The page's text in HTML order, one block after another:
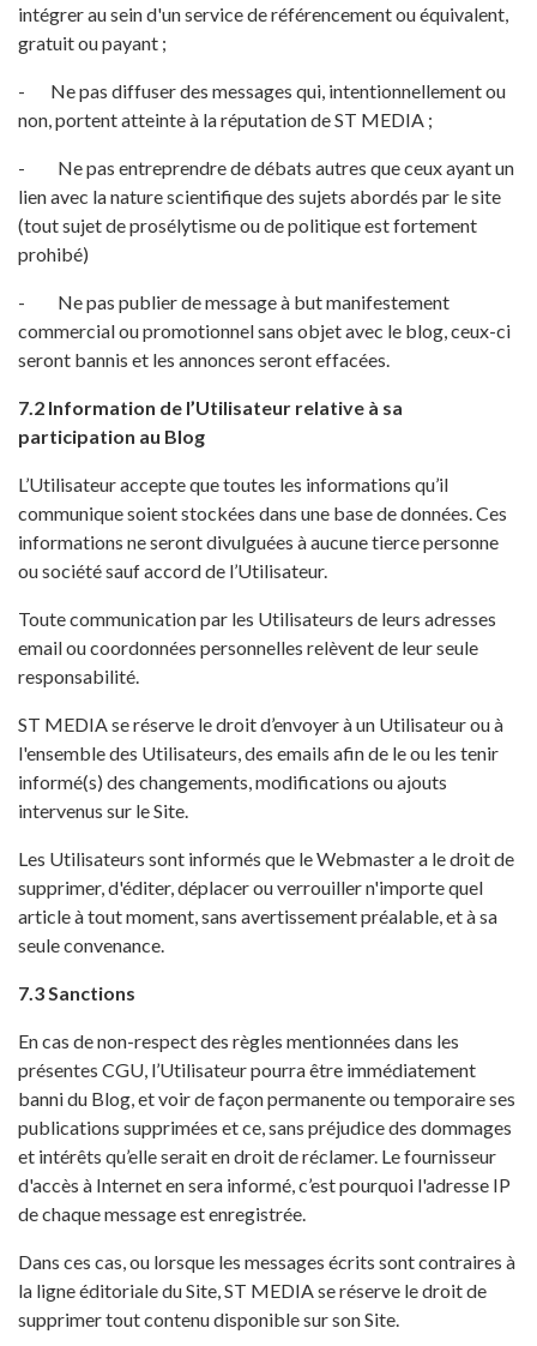
intégrer au sein d'un service de référencement ou équivalent,
gratuit ou payant ;
- Ne pas diffuser des messages qui, intentionnellement ou
non, portent atteinte à la réputation de ST MEDIA ;
- Ne pas entreprendre de débats autres que ceux ayant un
lien avec la nature scientifique des sujets abordés par le site
(tout sujet de prosélytisme ou de politique est fortement
prohibé)
- Ne pas publier de message à but manifestement
commercial ou promotionnel sans objet avec le blog, ceux-ci
seront bannis et les annonces seront effacées.
7.2 Information de l’Utilisateur relative à sa
participation au Blog
L’Utilisateur accepte que toutes les informations qu’il
communique soient stockées dans une base de données. Ces
informations ne seront divulguées à aucune tierce personne
ou société sauf accord de l’Utilisateur.
Toute communication par les Utilisateurs de leurs adresses
email ou coordonnées personnelles relèvent de leur seule
responsabilité.
ST MEDIA se réserve le droit d’envoyer à un Utilisateur ou à
l'ensemble des Utilisateurs, des emails afin de le ou les tenir
informé(s) des changements, modifications ou ajouts
intervenus sur le Site.
Les Utilisateurs sont informés que le Webmaster a le droit de
supprimer, d'éditer, déplacer ou verrouiller n'importe quel
article à tout moment, sans avertissement préalable, et à sa
seule convenance.
7.3 Sanctions
En cas de non-respect des règles mentionnées dans les
présentes CGU, l’Utilisateur pourra être immédiatement
banni du Blog, et voir de façon permanente ou temporaire ses
publications supprimées et ce, sans préjudice des dommages
et intérêts qu’elle serait en droit de réclamer. Le fournisseur
d'accès à Internet en sera informé, c’est pourquoi l'adresse IP
de chaque message est enregistrée.
Dans ces cas, ou lorsque les messages écrits sont contraires à
la ligne éditoriale du Site, ST MEDIA se réserve le droit de
supprimer tout contenu disponible sur son Site.